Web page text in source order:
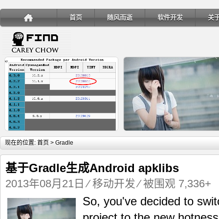
首页 随风而逝 软件开发 关
详细内容
手机安装账户同步服务 Ubuntu 制作一键安装盘（四
现在的位置: 首页 > Gradle
基于Gradle生成Android apklibs
2013年08月21日 ⁄移动开发⁄ 被围观 7,336+
So, you've decided to